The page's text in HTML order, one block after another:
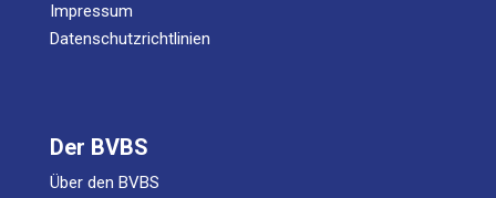
Impressum
Datenschutzrichtlinien
Der BVBS
Über den BVBS